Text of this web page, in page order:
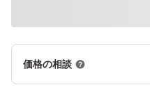
価格の相談